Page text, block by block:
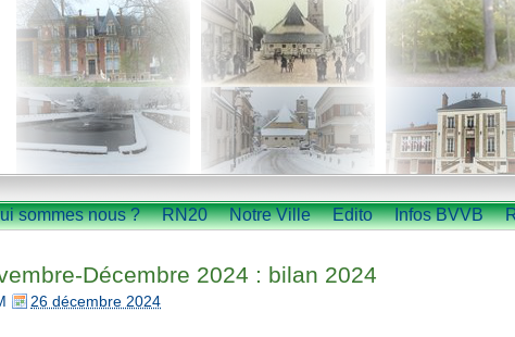
sommes nous ? RN20 Notre Ville Edito Infos BVVB
Décembre 2024 : bilan 2024
26 décembre 2024